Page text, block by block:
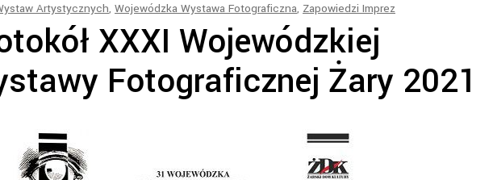
Artystycznych, Wojewódzka Wystawa Fotograficzna, Zapowiedzi Imprez
XXXI Wojewódzkiej
Fotograficznej Żary 2021